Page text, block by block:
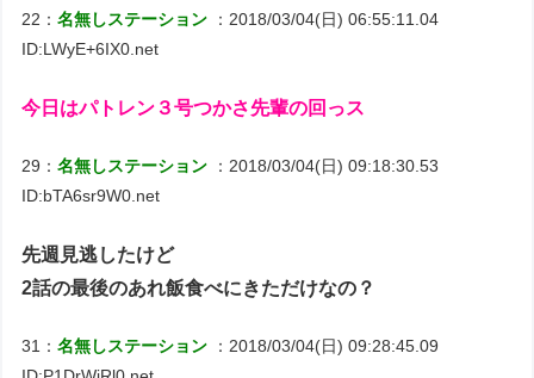
22：名無しステーション
：2018/03/04(日) 06:55:11.04
ID:LWyE+6IX0.net
今日はパトレン３号つかさ先輩の回っス
29：名無しステーション
：2018/03/04(日) 09:18:30.53
ID:bTA6sr9W0.net
先週見逃したけど
2話の最後のあれ飯食べにきただけなの？
31：名無しステーション
：2018/03/04(日) 09:28:45.09